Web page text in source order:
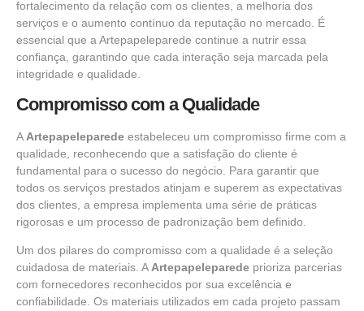
fortalecimento da relação com os clientes, a melhoria dos
serviços e o aumento contínuo da reputação no mercado. É
essencial que a Artepapeleparede continue a nutrir essa
confiança, garantindo que cada interação seja marcada pela
integridade e qualidade.
Compromisso com a Qualidade
A Artepapeleparede estabeleceu um compromisso firme com a
qualidade, reconhecendo que a satisfação do cliente é
fundamental para o sucesso do negócio. Para garantir que
todos os serviços prestados atinjam e superem as expectativas
dos clientes, a empresa implementa uma série de práticas
rigorosas e um processo de padronização bem definido.
Um dos pilares do compromisso com a qualidade é a seleção
cuidadosa de materiais. AArtepapeleparede prioriza parcerias
com fornecedores reconhecidos por sua excelência e
confiabilidade. Os materiais utilizados em cada projeto passam